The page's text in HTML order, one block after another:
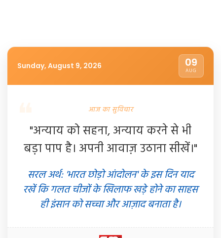
Sunday, August 9, 2026 09
AUG
आज का सुविचार
"अन्याय को सहना, अन्याय करने से भी
बड़ा पाप है। अपनी आवाज़ उठाना सीखें।"
सरल अर्थ: 'भारत छोड़ो आंदोलन' के इस दिन याद
रखें कि गलत चीजों के खिलाफ खड़े होने का साहस
ही इंसान को सच्चा और आज़ाद बनाता है।